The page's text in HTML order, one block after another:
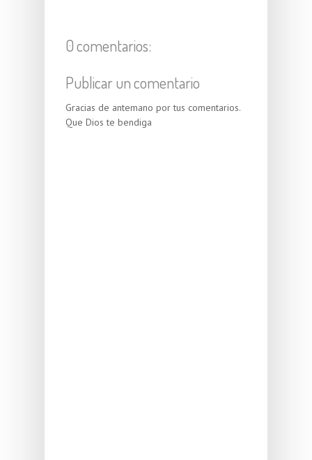
0 comentarios:
Publicar un comentario
Gracias de antemano por tus comentarios.
Que Dios te bendiga